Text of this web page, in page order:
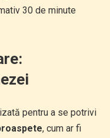
30 de minute
pentru a se potrivi
, cum ar fi